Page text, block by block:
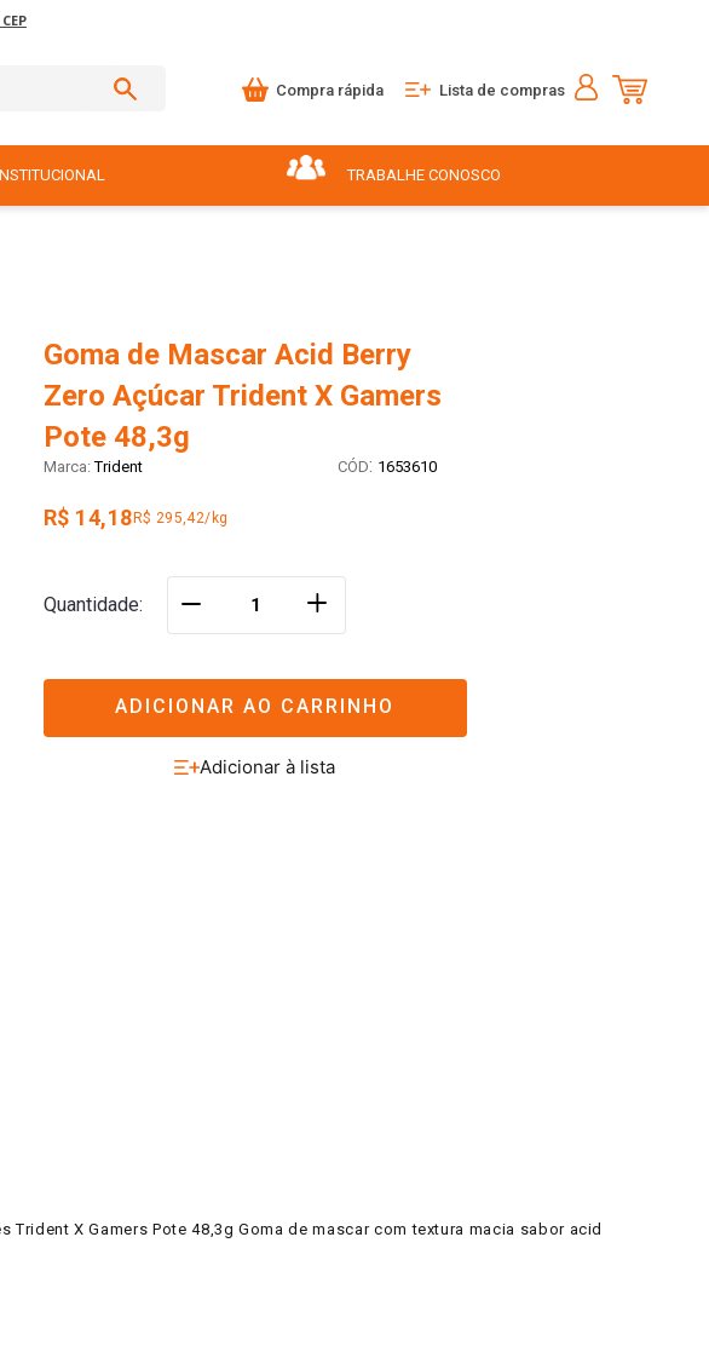
Compra rápida Lista de compras
TRABALHE CONOSCO
Goma de Mascar Acid Berry
Zero Açúcar Trident X Gamers
Pote 48,3g
Trident : 1653610
R$ 14,18R$ 295,42/kg
Quantidade ＋
ADICIONAR AO CARRINHO
X Gamers Pote 48,3g Goma de mascar com textura macia sabor acid